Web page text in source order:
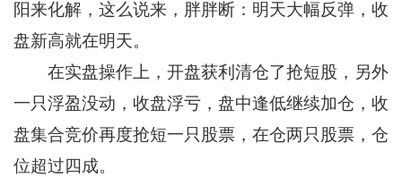
阳来化解，这么说来，胖胖断：明天大幅反弹，收
盘新高就在明天。
在实盘操作上，开盘获利清仓了抢短股，另外
一只浮盈没动，收盘浮亏，盘中逢低继续加仓，收
盘集合竞价再度抢短一只股票，在仓两只股票，仓
位超过四成。